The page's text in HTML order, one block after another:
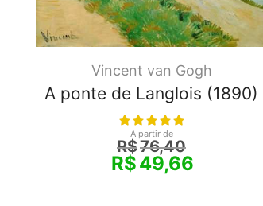
Vincent van Gogh
A ponte de Langlois (1890)
A partir de
R$76,40
R$49,66